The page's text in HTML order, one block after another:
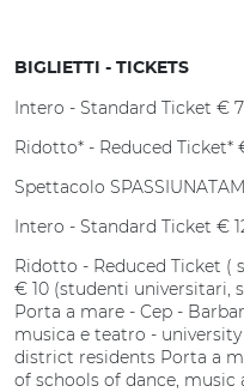
BIGLIETTI - TICKETS
Intero - Standard Ticket € 7
Ridotto* - Reduced Ticket*
Spettacolo
Intero - Standard Ticket €
Ridotto - Reduced Ticket (
€ 10 (studenti universitari,
Porta a mare - Cep -
musica e teatro -
district residents Porta a
of schools of dance, music